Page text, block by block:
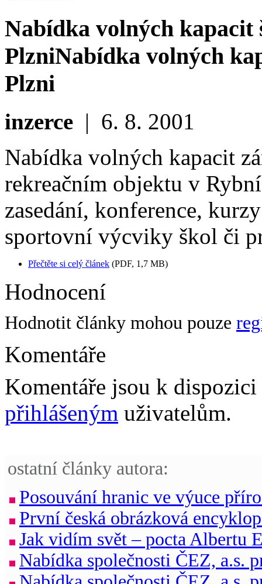
Nabídka volných
PlzniNabídka volných
Plzni
inzerce | 6. 8. 2001
Nabídka volných kapacit
rekreačním objektu v
zasedání, konference,
sportovní výcviky škol či
Přečtěte si celý článek (PDF, 1,7 MB)
Hodnocení
Hodnotit články mohou pouze
Komentáře
Komentáře jsou k
přihlášeným uživatelům.
ostatní články autora:
Posouvání hranic ve výuce
První česká obrázková
Jak vidím svět – pocta Albertu
Nabídka společnosti ČEZ, a.s.